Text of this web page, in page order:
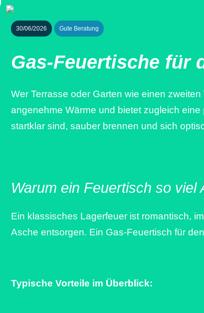
30/06/2026 Gute Beratung
Gas-Feuertische für
Wer Terrasse oder Garten wie einen
angenehme Wärme und bietet zugleich
startklar sind, sauber brennen und sich
Warum ein Feuertisch so viel
Ein klassisches Lagerfeuer ist romantisch,
Asche entsorgen. Ein Gas-Feuertisch für
Typische Vorteile im Überblick: